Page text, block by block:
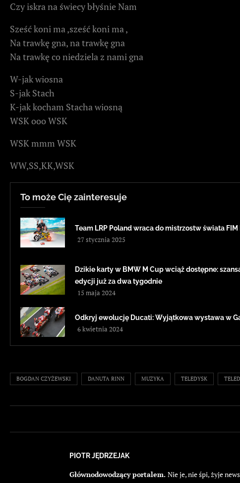
Czy iskra na świecy błyśnie Nam
Sześć koni ma ,sześć koni ma ,
Na trawkę gna, na trawkę gna
Na trawkę co niedziela z nami gna
W-jak wiosna
S-jak Stach
K-jak kocham Stacha wiosną
WSK ooo WSK
WSK mmm WSK
WW,SS,KK,WSK
To może Cię zainteresuje
Team LRP Poland wraca do mistrzostw świata FIM
27 stycznia 2025
Dzikie karty w BMW M Cup wciąż dostępne:
edycji już za dwa tygodnie
15 maja 2024
Odkryj ewolucję Ducati: Wyjątkowa wystawa w
6 kwietnia 2024
BOGDAN CZYŻEWSKI DANUTA RINN MUZYKA TELEDYSK
PIOTR JĘDRZEJAK
Głównodowodzący portalem. Nie je, nie śpi, żyje